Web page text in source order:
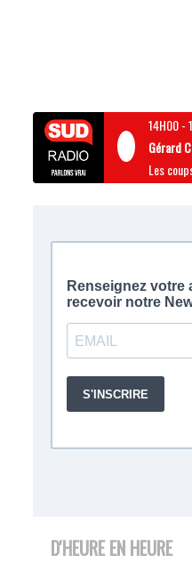
14H00-
Gérard
Les
D'HEURE EN HEURE